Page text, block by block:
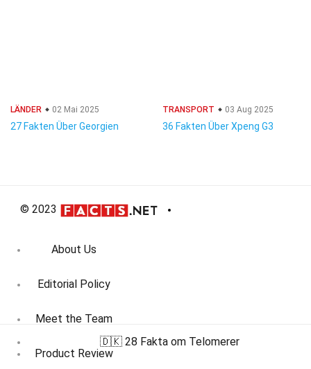
LÄNDER 02 Mai 2025
27 Fakten Über Georgien
TRANSPORT 03 Aug 2025
36 Fakten Über Xpeng G3
© 2023
About Us
Editorial Policy
Meet the Team
Product Review
🇩🇰 28 Fakta om Telomerer